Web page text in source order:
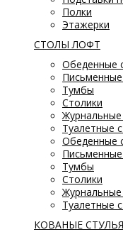
Полки
Этажерки
СТОЛЫ ЛОФТ
Обеденные
Тумбы
Столики
Журнальные
Туалетные
Обеденные
Тумбы
Столики
Журнальные
Туалетные
КОВАНЫЕ СТУЛЬЯ